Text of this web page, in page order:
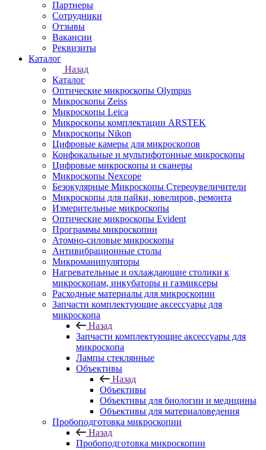
Партнеры
Сотрудники
Отзывы
Вакансии
Реквизиты
Каталог
Назад
Каталог
Оптические микроскопы Olympus
Микроскопы Zeiss
Микроскопы Leica
Микроскопы комплектации ARSTEK
Микроскопы Nikon
Цифровые камеры для микроскопов
Конфокальные и мультифотонные микроскопы
Цифровые микроскопы и сканеры
Микроскопы Nexcope
Безокулярные Микроскопы Стереоувеличители
Микроскопы для пайки, ювелиров, ремонта
Измерительные микроскопы
Оптические микроскопы Evident
Программы микроскопии
Атомно-силовые микроскопы
Антивибрационные столы
Микроманипуляторы
Нагревательные и охлаждающие столики к
микроскопам, инкубаторы и газмиксеры
Расходные материалы для микроскопии
Запчасти комплектующие аксессуары для
микроскопа
Назад
Запчасти комплектующие аксессуары для
микроскопа
Лампы стеклянные
Объективы
Назад
Объективы
Объективы для биологии и медицины
Объективы для материаловедения
Пробоподготовка микроскопии
Назад
Пробоподготовка микроскопии